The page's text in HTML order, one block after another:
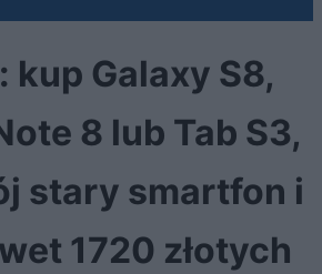
kup Galaxy S8,
8 lub Tab S3,
stary smartfon i
1720 złotych